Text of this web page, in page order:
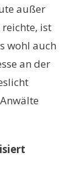
außer
reichte, ist
wohl auch
an der